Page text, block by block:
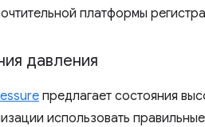
платформы
давления
предлагает состояния
использовать